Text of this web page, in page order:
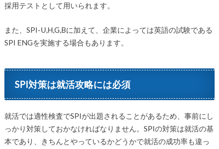
採用テストとして用いられます。
また、SPI-U,H,G,Bに加えて、企業によっては英語の試験である
SPI ENGを実施する場合もあります。
SPI対策は就活攻略には必須
就活では適性検査でSPIが出題されることがあるため、事前にし
っかり対策しておかなければなりません。SPIの対策は就活の基
本であり、きちんとやっているかどうかで就活の成功率も違っ